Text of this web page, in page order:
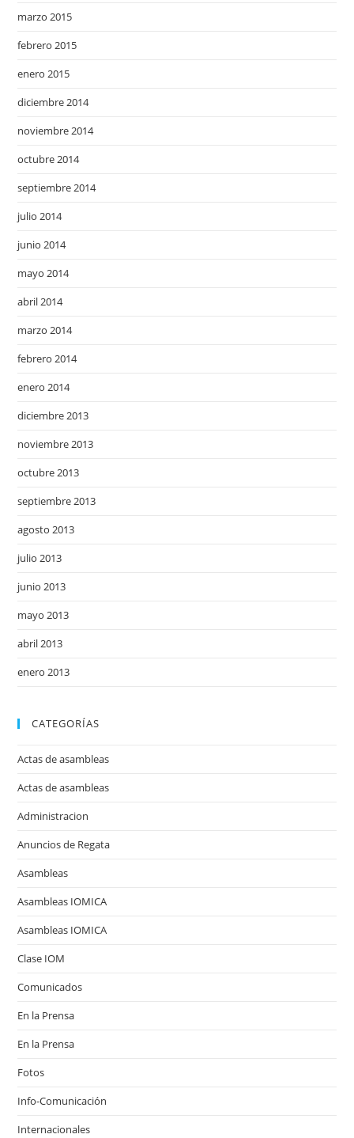
marzo 2015
febrero 2015
enero 2015
diciembre 2014
noviembre 2014
octubre 2014
septiembre 2014
julio 2014
junio 2014
mayo 2014
abril 2014
marzo 2014
febrero 2014
enero 2014
diciembre 2013
noviembre 2013
octubre 2013
septiembre 2013
agosto 2013
julio 2013
junio 2013
mayo 2013
abril 2013
enero 2013
CATEGORÍAS
Actas de asambleas
Actas de asambleas
Administracion
Anuncios de Regata
Asambleas
Asambleas IOMICA
Asambleas IOMICA
Clase IOM
Comunicados
En la Prensa
En la Prensa
Fotos
Info-Comunicación
Internacionales